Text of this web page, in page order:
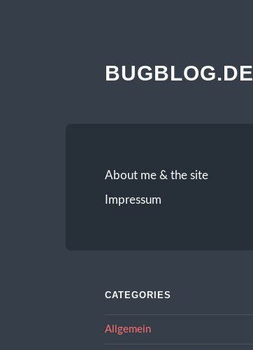
BUGBLOG.DE
About me & the site
Impressum
CATEGORIES
Allgemein